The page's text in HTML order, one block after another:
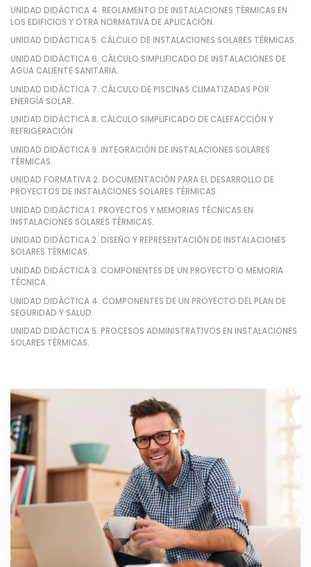
UNIDAD DIDÁCTICA 4. REGLAMENTO DE INSTALACIONES TÉRMICAS EN
LOS EDIFICIOS Y OTRA NORMATIVA DE APLICACIÓN.
UNIDAD DIDÁCTICA 5. CÁLCULO DE INSTALACIONES SOLARES TÉRMICAS.
UNIDAD DIDÁCTICA 6. CÁLCULO SIMPLIFICADO DE INSTALACIONES DE
AGUA CALIENTE SANITARIA.
UNIDAD DIDÁCTICA 7. CÁLCULO DE PISCINAS CLIMATIZADAS POR
ENERGÍA SOLAR.
UNIDAD DIDÁCTICA 8. CÁLCULO SIMPLIFICADO DE CALEFACCIÓN Y
REFRIGERACIÓN.
UNIDAD DIDÁCTICA 9. INTEGRACIÓN DE INSTALACIONES SOLARES
TÉRMICAS.
UNIDAD FORMATIVA 2. DOCUMENTACIÓN PARA EL DESARROLLO DE
PROYECTOS DE INSTALACIONES SOLARES TÉRMICAS
UNIDAD DIDÁCTICA 1. PROYECTOS Y MEMORIAS TÉCNICAS EN
INSTALACIONES SOLARES TÉRMICAS.
UNIDAD DIDÁCTICA 2. DISEÑO Y REPRESENTACIÓN DE INSTALACIONES
SOLARES TÉRMICAS.
UNIDAD DIDÁCTICA 3. COMPONENTES DE UN PROYECTO O MEMORIA
TÉCNICA.
UNIDAD DIDÁCTICA 4. COMPONENTES DE UN PROYECTO DEL PLAN DE
SEGURIDAD Y SALUD.
UNIDAD DIDÁCTICA 5. PROCESOS ADMINISTRATIVOS EN INSTALACIONES
SOLARES TÉRMICAS.